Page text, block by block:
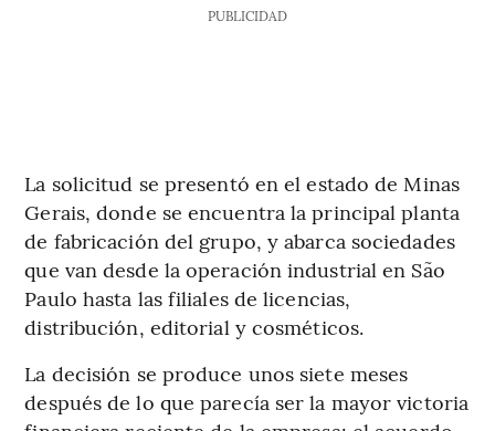
PUBLICIDAD
La solicitud se presentó en el estado de Minas
Gerais, donde se encuentra la principal planta
de fabricación del grupo, y abarca sociedades
que van desde la operación industrial en São
Paulo hasta las filiales de licencias,
distribución, editorial y cosméticos.
La decisión se produce unos siete meses
después de lo que parecía ser la mayor victoria